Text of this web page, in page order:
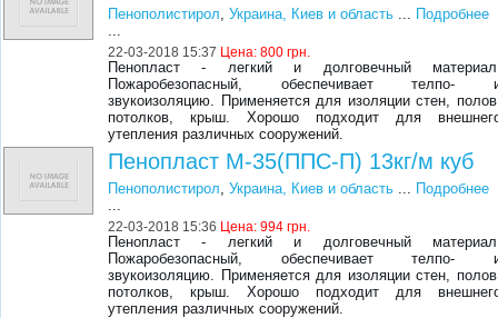
Пенополистирол,Украина, Киев и область ... Подробнее
...
22-03-2018 15:37 Цена:800 грн.
Пенопласт - легкий и долговечный
Пожаробезопасный, обеспечивает телпо-
звукоизоляцию. Применяется для изоляции стен,
потолков, крыш. Хорошо подходит для
утепления различных сооружений.
Пенопласт М-35(ППС-П) 13кг/м куб
Пенополистирол,Украина, Киев и область ... Подробнее
...
22-03-2018 15:36 Цена:994 грн.
Пенопласт - легкий и долговечный
Пожаробезопасный, обеспечивает телпо-
звукоизоляцию. Применяется для изоляции стен,
потолков, крыш. Хорошо подходит для
утепления различных сооружений.